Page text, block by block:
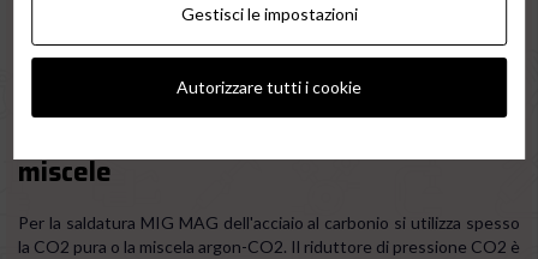
e regolare con precisione la portata del gas in litri al minuto,
delicati. Scegliere un riduttore di pressione argon di buona qualità
significa avere un controllo fine sulla protezione gassosa,
miscele
Per la saldatura MIG MAG dell'acciaio al carbonio si utilizza spesso
la CO2 pura o la miscela argon-CO2. Il riduttore di pressione CO2 è
Gestisci le impostazioni
Autorizzare tutti i cookie